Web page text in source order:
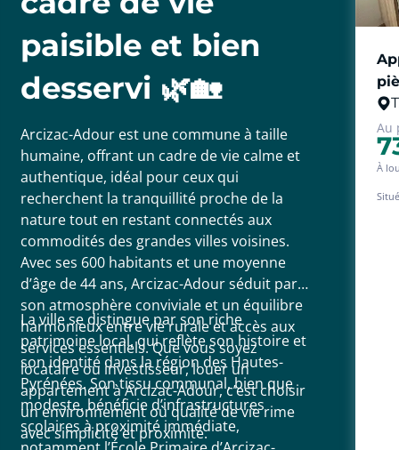
paisible et bien
desservi 🌿🏡
Arcizac-Adour est une commune à taille
humaine, offrant un cadre de vie calme et
authentique, idéal pour ceux qui
recherchent la tranquillité proche de la
nature tout en restant connectés aux
commodités des grandes villes voisines.
Avec ses 600 habitants et une moyenne
d’âge de 44 ans, Arcizac-Adour séduit par
son atmosphère conviviale et un équilibre
harmonieux entre vie rurale et accès aux
services essentiels. Que vous soyez
locataire ou investisseur, louer un
appartement à Arcizac-Adour, c’est choisir
un environnement où qualité de vie rime
avec simplicité et proximité.
La ville se distingue par son riche
patrimoine local, qui reflète son histoire et
son identité dans la région des Hautes-
Pyrénées. Son tissu communal, bien que
modeste, bénéficie d’infrastructures
scolaires à proximité immédiate,
Au
À
Il